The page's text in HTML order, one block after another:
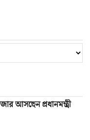
আসছেন প্রধানমন্ত্রী